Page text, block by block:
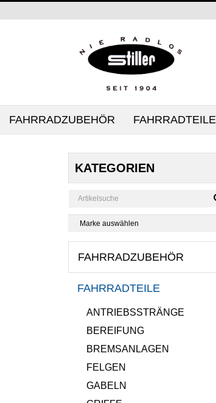
FAHRRADZUBEHÖR FAHRRADTEILE
KATEGORIEN
FAHRRADZUBEHÖR
FAHRRADTEILE
ANTRIEBSSTRÄNGE
BEREIFUNG
BREMSANLAGEN
FELGEN
GABELN